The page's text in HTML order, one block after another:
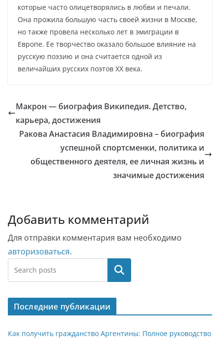
которые часто олицетворялись в любви и печали.
Она прожила большую часть своей жизни в Москве,
но также провела несколько лет в эмиграции в
Европе. Ее творчество оказало большое влияние на
русскую поэзию и она считается одной из
величайших русских поэтов XX века.
Макрон — биография Википедия. Детство,
карьера, достижения
Ракова Анастасия Владимировна – биография
успешной спортсменки, политика и
общественного деятеля, ее личная жизнь и
значимые достижения
Добавить комментарий
Для отправки комментария вам необходимо
авторизоваться.
Поиск
Последние публикации
Как получить гражданство Аргентины: Полное руководство